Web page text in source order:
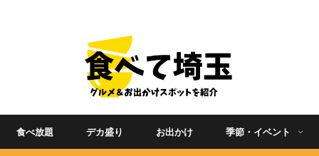
食べ放題 デカ盛り お出かけ 季節・イベント